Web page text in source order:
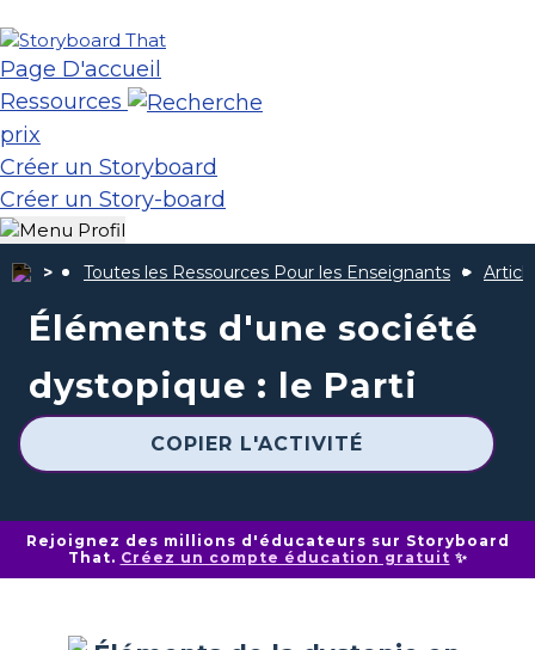
Page D'accueil
Ressources
prix
Créer un Storyboard
Créer un Story-board
Toutes les Ressources Pour les Enseignants
Éléments d'une société
dystopique : le Parti
COPIER L'ACTIVITÉ
Rejoignez des millions d'éducateurs sur Storyboard
That. Créez un compte éducation gratuit ✨